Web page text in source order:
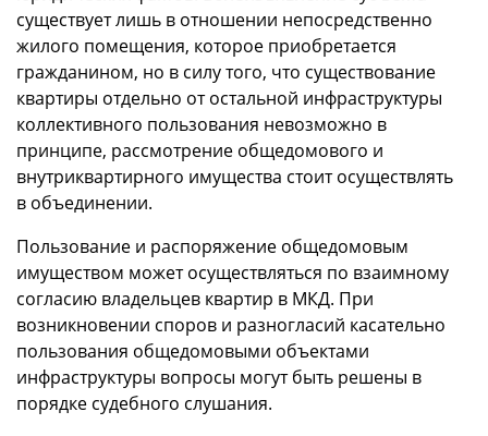
существует лишь в отношении непосредственно
жилого помещения, которое приобретается
гражданином, но в силу того, что существование
квартиры отдельно от остальной инфраструктуры
коллективного пользования невозможно в
принципе, рассмотрение общедомового и
внутриквартирного имущества стоит осуществлять
в объединении.
Пользование и распоряжение общедомовым
имуществом может осуществляться по взаимному
согласию владельцев квартир в МКД. При
возникновении споров и разногласий касательно
пользования общедомовыми объектами
инфраструктуры вопросы могут быть решены в
порядке судебного слушания.